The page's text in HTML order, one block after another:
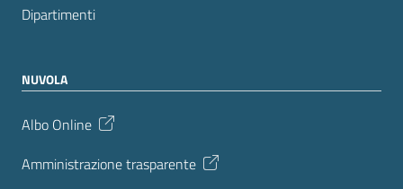
Dipartimenti
NUVOLA
Albo Online
Amministrazione trasparente